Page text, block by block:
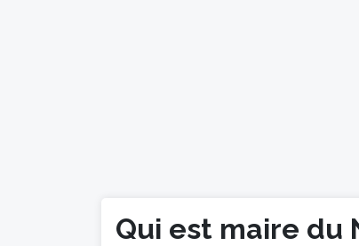
Qui est maire du